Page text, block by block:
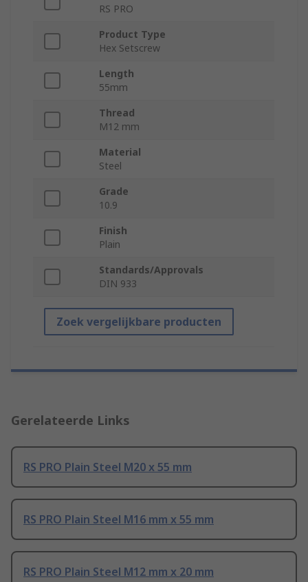
RS PRO
Product Type
Hex Setscrew
Length
55mm
Thread
M12 mm
Material
Steel
Grade
10.9
Finish
Plain
Standards/Approvals
DIN 933
Zoek vergelijkbare producten
Gerelateerde Links
RS PRO Plain Steel M20 x 55 mm
RS PRO Plain Steel M16 mm x 55 mm
RS PRO Plain Steel M12 mm x 20 mm